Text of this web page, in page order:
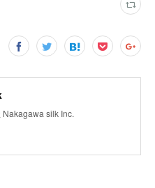
silk Inc.